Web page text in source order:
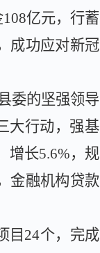
108亿元，行蓄
成功应对新冠
委的坚强领导
大行动，强基
增长5.6%，规
金融机构贷款
目 24个，完成